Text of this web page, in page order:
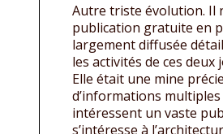
Autre triste évolution. Il
publication gratuite en
largement diffusée
les activités de ces deux
Elle était une mine
d’informations multiples
intéressent un vaste
s’intéresse à